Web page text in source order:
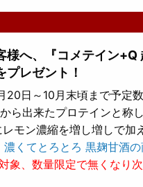
へ、『コメテイン+Q
レゼント！
日～10月末頃まで予
ら出来たプロテインと称
モン濃縮を増し増しで加
くてとろとろ 黒麹甘酒
象、数量限定で無くなり次